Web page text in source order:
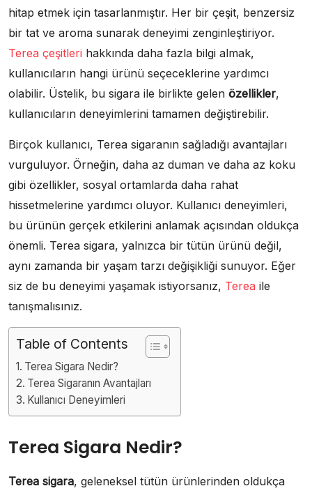
hitap etmek için tasarlanmıştır. Her bir çeşit, benzersiz
bir tat ve aroma sunarak deneyimi zenginleştiriyor.
Terea çeşitleri hakkında daha fazla bilgi almak,
kullanıcıların hangi ürünü seçeceklerine yardımcı
olabilir. Üstelik, bu sigara ile birlikte gelen özellikler,
kullanıcıların deneyimlerini tamamen değiştirebilir.
Birçok kullanıcı, Terea sigaranın sağladığı avantajları
vurguluyor. Örneğin, daha az duman ve daha az koku
gibi özellikler, sosyal ortamlarda daha rahat
hissetmelerine yardımcı oluyor. Kullanıcı deneyimleri,
bu ürünün gerçek etkilerini anlamak açısından oldukça
önemli. Terea sigara, yalnızca bir tütün ürünü değil,
aynı zamanda bir yaşam tarzı değişikliği sunuyor. Eğer
siz de bu deneyimi yaşamak istiyorsanız, Terea ile
tanışmalısınız.
Table of Contents
Terea Sigara Nedir?
Terea Sigaranın Avantajları
Kullanıcı Deneyimleri
Terea Sigara Nedir?
Terea sigara, geleneksel tütün ürünlerinden oldukça